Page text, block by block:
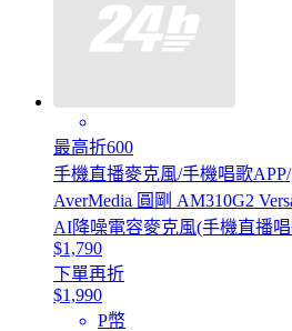
最高折600
手機直播麥克風/手機唱歌
AverMedia 圓剛 AM310G2
AI降噪電容麥克風(手機直播
$1,790
下單再折
$1,990
P幣